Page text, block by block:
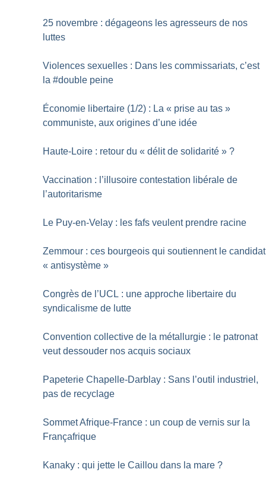
25 novembre : dégageons les agresseurs de nos
luttes
Violences sexuelles : Dans les commissariats, c’est
la #double peine
Économie libertaire (1/2) : La « prise au tas »
communiste, aux origines d’une idée
Haute-Loire : retour du « délit de solidarité » ?
Vaccination : l’illusoire contestation libérale de
l’autoritarisme
Le Puy-en-Velay : les fafs veulent prendre racine
Zemmour : ces bourgeois qui soutiennent le candidat
« antisystème »
Congrès de l’UCL : une approche libertaire du
syndicalisme de lutte
Convention collective de la métallurgie : le patronat
veut dessouder nos acquis sociaux
Papeterie Chapelle-Darblay : Sans l’outil industriel,
pas de recyclage
Sommet Afrique-France : un coup de vernis sur la
Françafrique
Kanaky : qui jette le Caillou dans la mare ?